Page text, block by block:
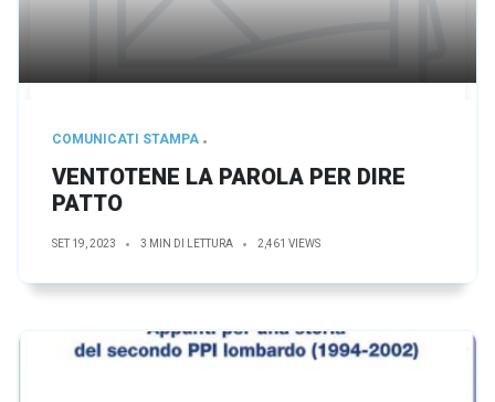
COMUNICATI STAMPA
VENTOTENE LA PAROLA PER DIRE
PATTO
SET 19, 2023 3 MIN DI LETTURA 2,461 VIEWS